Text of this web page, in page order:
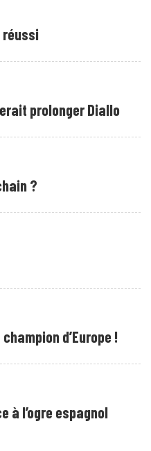
réussi
prolonger Diallo
?
d’Europe !
à l’ogre espagnol